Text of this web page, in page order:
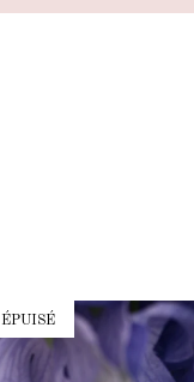
ÉPUISÉ